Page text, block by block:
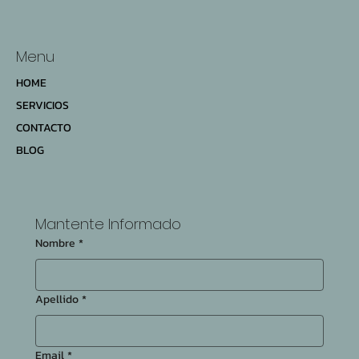
Menu
HOME
SERVICIOS
CONTACTO
BLOG
Mantente Informado
Nombre *
Apellido*
Email*